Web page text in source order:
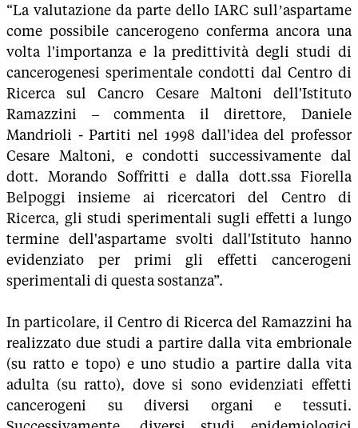
“La valutazione da parte dello IARC sull’aspartame
come possibile cancerogeno conferma ancora una
volta l'importanza e la predittività degli studi di
cancerogenesi sperimentale condotti dal Centro di
Ricerca sul Cancro Cesare Maltoni dell'Istituto
Ramazzini – commenta il direttore, Daniele
Mandrioli - Partiti nel 1998 dall'idea del professor
Cesare Maltoni, e condotti successivamente dal
dott. Morando Soffritti e dalla dott.ssa Fiorella
Belpoggi insieme ai ricercatori del Centro di
Ricerca, gli studi sperimentali sugli effetti a lungo
termine dell'aspartame svolti dall'Istituto hanno
evidenziato per primi gli effetti cancerogeni
sperimentali di questa sostanza”.
In particolare, il Centro di Ricerca del Ramazzini ha
realizzato due studi a partire dalla vita embrionale
(su ratto e topo) e uno studio a partire dalla vita
adulta (su ratto), dove si sono evidenziati effetti
cancerogeni su diversi organi e tessuti.